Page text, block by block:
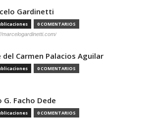
Gardinetti
0 COMENTARIOS
marcelogardinetti.com/
del Carmen Palacios Aguilar
0 COMENTARIOS
G. Facho Dede
0 COMENTARIOS